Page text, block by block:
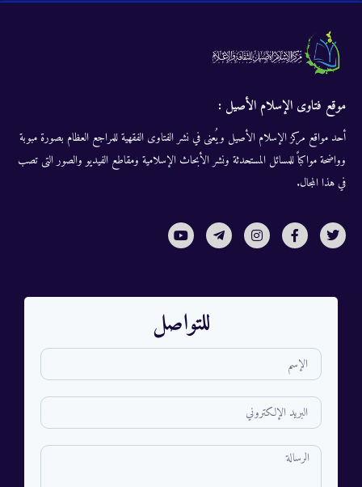
موقع فتاوى الإسلام الأصيل :
أحد مواقع مركز الإسلام الأصيل ويُعنى في نشر الفتاوى الفقهية للمراجع العظام بصورة مبوبة
وواضحة مواكباً للمسائل المستحدثة ونشر الأبحاث الإسلامية ومقاطع الفيديو والصور التى تصب
في هذا المجال.
للتواصل